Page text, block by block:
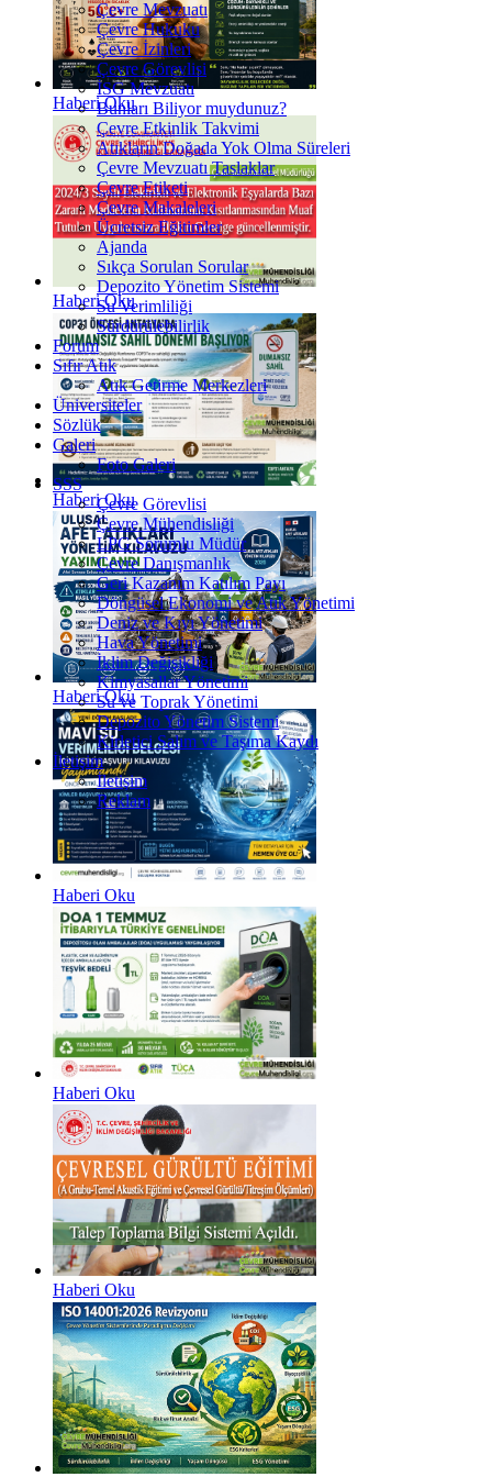
Haberi Oku
Haberi Oku
Haberi Oku
Haberi Oku
Haberi Oku
Haberi Oku
Haberi Oku
Çevre Mevzuatı
Çevre Hukuku
Çevre İzinleri
Çevre Görevlisi
İSG Mevzuatı
Bunları Biliyor muydunuz?
Çevre Etkinlik Takvimi
Atıkların Doğada Yok Olma Süreleri
Çevre Mevzuatı Taslaklar
Çevre Etiketi
Çevre Makaleleri
Ücretsiz Eğitimler
Ajanda
Sıkça Sorulan Sorular
Depozito Yönetim Sistemi
Su Verimliliği
Sürdürülebilirlik
Forum
Sıfır Atık
Atık Getirme Merkezleri
Üniversiteler
Sözlük
Galeri
Foto Galeri
SSS
Çevre Görevlisi
Çevre Mühendisliği
LPG Sorumlu Müdür
Çevre Danışmanlık
Geri Kazanım Katılım Payı
Döngüsel Ekonomi ve Atık Yönetimi
Deniz ve Kıyı Yönetimi
Hava Yönetimi
İklim Değişikliği
Kimyasallar Yönetimi
Su ve Toprak Yönetimi
Depozito Yönetim Sistemi
Kirletici Salım ve Taşıma Kaydı
İletişim
İletişim
Reklam